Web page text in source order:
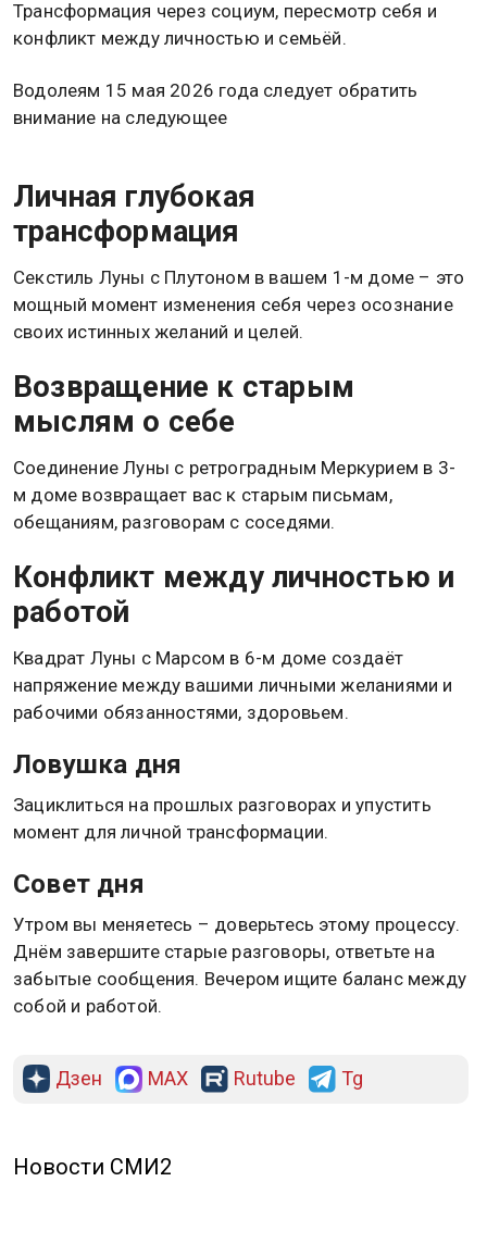
Трансформация через социум, пересмотр себя и
конфликт между личностью и семьёй.
Водолеям 15 мая 2026 года следует обратить
внимание на следующее
Личная глубокая
трансформация
Секстиль Луны с Плутоном в вашем 1-м доме – это
мощный момент изменения себя через осознание
своих истинных желаний и целей.
Возвращение к старым
мыслям о себе
Соединение Луны с ретроградным Меркурием в 3-
м доме возвращает вас к старым письмам,
обещаниям, разговорам с соседями.
Конфликт между личностью и
работой
Квадрат Луны с Марсом в 6-м доме создаёт
напряжение между вашими личными желаниями и
рабочими обязанностями, здоровьем.
Ловушка дня
Зациклиться на прошлых разговорах и упустить
момент для личной трансформации.
Совет дня
Утром вы меняетесь – доверьтесь этому процессу.
Днём завершите старые разговоры, ответьте на
забытые сообщения. Вечером ищите баланс между
собой и работой.
Дзен MAX Rutube Tg
Новости СМИ2